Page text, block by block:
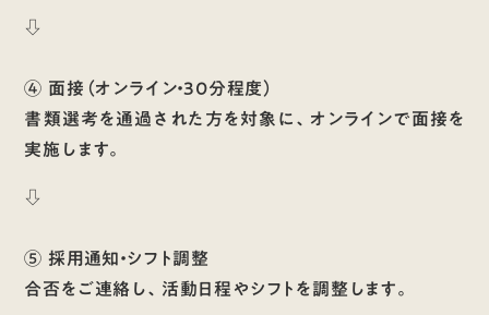
⇩
④ 面接（オンライン・30分程度）
書類選考を通過された方を対象に、オンラインで面接を
実施します。
⇩
⑤ 採用通知・シフト調整
合否をご連絡し、活動日程やシフトを調整します。